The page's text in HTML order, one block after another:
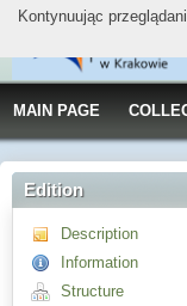
MAIN PAGE
Edition
Description
Information
Structure
Kontynuując